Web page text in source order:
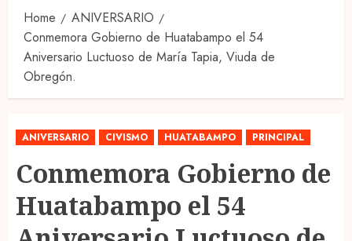
Home
ANIVERSARIO
Conmemora Gobierno de Huatabampo el 54
Aniversario Luctuoso de María Tapia, Viuda de
Obregón.
ANIVERSARIO CIVISMO HUATABAMPO PRINCIPAL
Conmemora Gobierno de
Huatabampo el 54